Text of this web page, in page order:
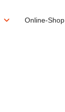
Online-Shop